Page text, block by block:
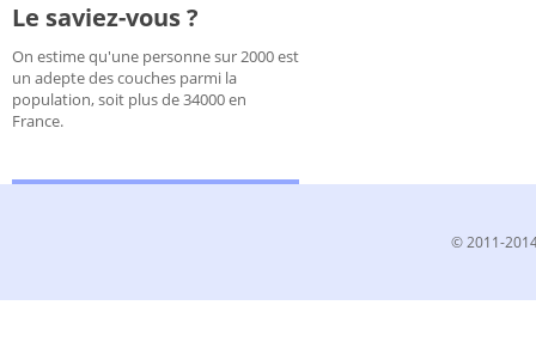
Le saviez-vous ?
On estime qu'une personne sur 2000 est
un adepte des couches parmi la
population, soit plus de 34000 en
France.
© 2011-